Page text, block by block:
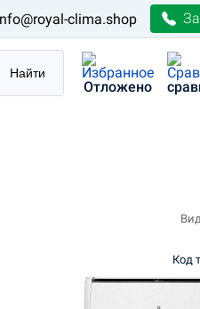
clima.shop
Найти
Отложено
Вид
Код